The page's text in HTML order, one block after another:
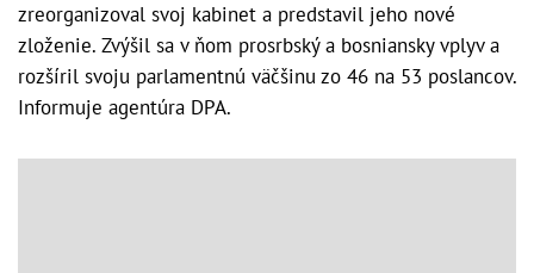
zreorganizoval svoj kabinet a predstavil jeho nové
zloženie. Zvýšil sa v ňom prosrbský a bosniansky vplyv a
rozšíril svoju parlamentnú väčšinu zo 46 na 53 poslancov.
Informuje agentúra DPA.